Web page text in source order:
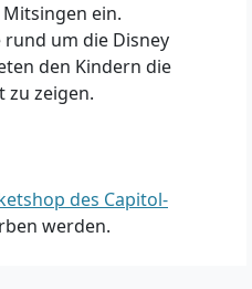
ein.
rund um die Disney
den Kindern die
zu zeigen.
des Capitol-
werden.